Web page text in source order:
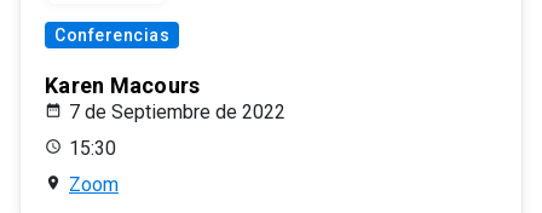
Conferencias
Karen Macours
7 de Septiembre de 2022
15:30
Zoom